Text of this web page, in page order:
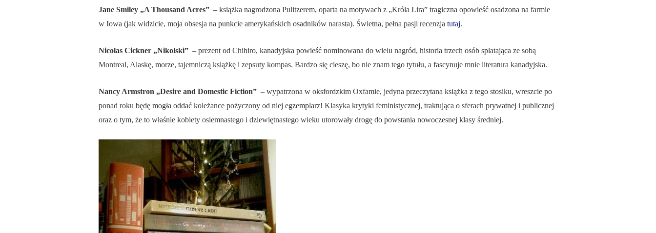
Jane Smiley „A Thousand Acres” – książka nagrodzona Pulitzerem, oparta na motywach z „Króla Lira” tragiczna opowieść osadzona na farmie
w Iowa (jak widzicie, moja obsesja na punkcie amerykańskich osadników narasta). Świetna, pełna pasji recenzja tutaj.
Nicolas Cickner „Nikolski” – prezent od Chihiro, kanadyjska powieść nominowana do wielu nagród, historia trzech osób splatająca ze sobą
Montreal, Alaskę, morze, tajemniczą książkę i zepsuty kompas. Bardzo się cieszę, bo nie znam tego tytułu, a fascynuje mnie literatura kanadyjska.
Nancy Armstron „Desire and Domestic Fiction” – wypatrzona w oksfordzkim Oxfamie, jedyna przeczytana książka z tego stosiku, wreszcie po
ponad roku będę mogła oddać koleżance pożyczony od niej egzemplarz! Klasyka krytyki feministycznej, traktująca o sferach prywatnej i publicznej
oraz o tym, że to właśnie kobiety osiemnastego i dziewiętnastego wieku utorowały drogę do powstania nowoczesnej klasy średniej.